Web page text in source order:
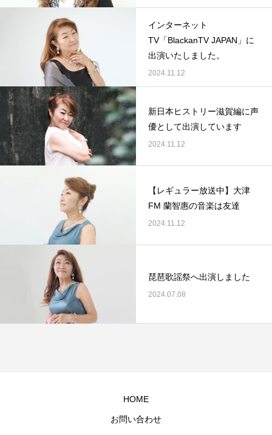
インターネット
TV「BlackanTV JAPAN」に
出演いたしました。
2024.11.12
新日本ヒストリー滋賀編に声
優として出演しています
2024.11.12
【レギュラー放送中】大津
FM 蘭智惠の音楽は友達
2024.11.12
琵琶歌謡祭へ出演しました
2024.07.08
HOME
お問い合わせ